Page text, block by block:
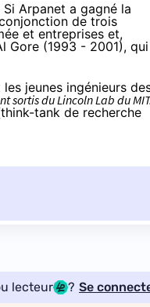
Arpanet a gagné la
de trois
et entreprises et,
Gore (1993 - 2001), qui
jeunes ingénieurs
sortis du Lincoln Lab du
tank de recherche
lecteur ? Se